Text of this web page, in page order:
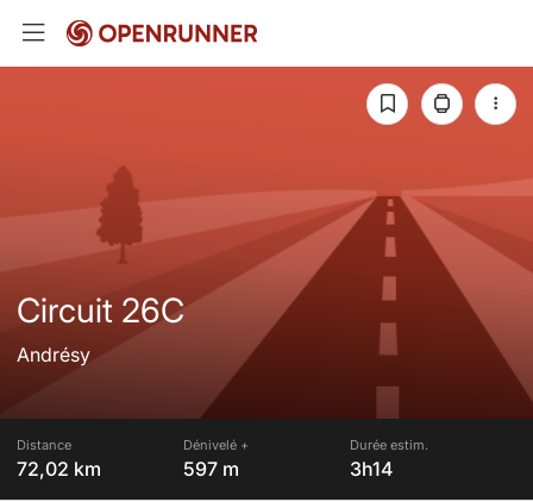
Circuit 26C
Andrésy
Distance
72,02 km
Dénivelé +
597 m
Durée estim.
3h14